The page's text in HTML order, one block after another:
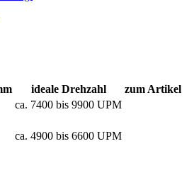
ideale Drehzahl
zum Artikel
ca. 7400 bis 9900 UPM
ca. 4900 bis 6600 UPM